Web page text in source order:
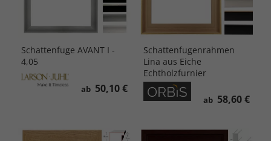
Schattenfuge AVANT I -
4,05
ab 50,10 €
Schattenfugenrahmen
Lina aus Eiche
Echtholzfurnier
ab 58,60 €